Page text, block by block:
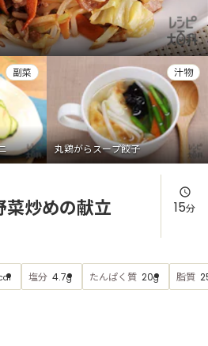
合わせ
とは
副菜
丸鶏がらスープ餃子
汁物
菜炒めの献立 15分
塩分 4.7g たんぱく質 20g 脂質